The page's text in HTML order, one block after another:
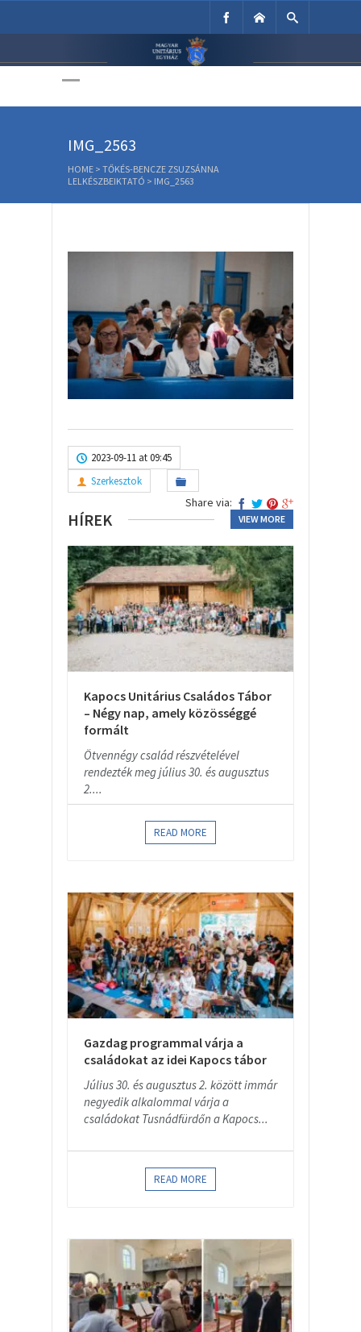
Unitárius Egyház
IMG_2563
HOME > TŐKÉS-BENCZE ZSUZSÁNNA
LELKÉSZBEIKTATÓ > IMG_2563
2023-09-11 at 09:45
Szerkesztok
Share via:
HÍREK VIEW MORE
Kapocs Unitárius Családos Tábor
– Négy nap, amely közösséggé
formált
Ötvennégy család részvételével
rendezték meg július 30. és augusztus
2....
READ MORE
Gazdag programmal várja a
családokat az idei Kapocs tábor
Július 30. és augusztus 2. között immár
negyedik alkalommal várja a
családokat Tusnádfürdőn a Kapocs...
READ MORE